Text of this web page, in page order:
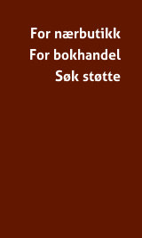
For nærbutikk
For bokhandel
Søk støtte